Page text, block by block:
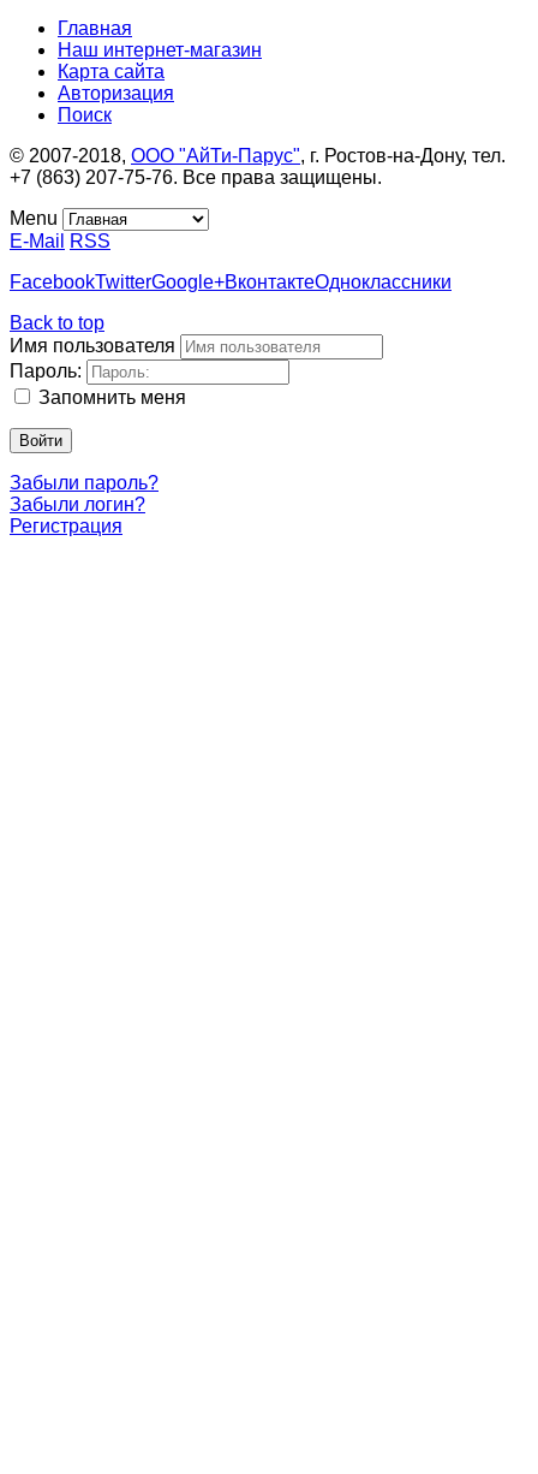
Главная
Наш интернет-магазин
Карта сайта
Авторизация
Поиск
© 2007-2018, ООО "АйТи-Парус", г. Ростов-на-Дону, тел.
+7 (863) 207-75-76. Все права защищены.
Menu
E-Mail
RSS
FacebookTwitterGoogle+ВконтактеОдноклассники
Back to top
Имя пользователя
Пароль:
Запомнить меня
Войти
Забыли пароль?
Забыли логин?
Регистрация